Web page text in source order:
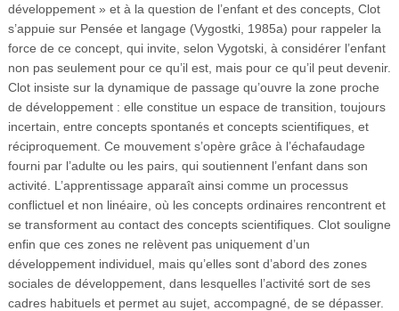
développement » et à la question de l’enfant et des concepts, Clot
s’appuie sur Pensée et langage (Vygostki, 1985a) pour rappeler la
force de ce concept, qui invite, selon Vygotski, à considérer l’enfant
non pas seulement pour ce qu’il est, mais pour ce qu’il peut devenir.
Clot insiste sur la dynamique de passage qu’ouvre la zone proche
de développement : elle constitue un espace de transition, toujours
incertain, entre concepts spontanés et concepts scientifiques, et
réciproquement. Ce mouvement s’opère grâce à l’échafaudage
fourni par l’adulte ou les pairs, qui soutiennent l’enfant dans son
activité. L’apprentissage apparaît ainsi comme un processus
conflictuel et non linéaire, où les concepts ordinaires rencontrent et
se transforment au contact des concepts scientifiques. Clot souligne
enfin que ces zones ne relèvent pas uniquement d’un
développement individuel, mais qu’elles sont d’abord des zones
sociales de développement, dans lesquelles l’activité sort de ses
cadres habituels et permet au sujet, accompagné, de se dépasser.